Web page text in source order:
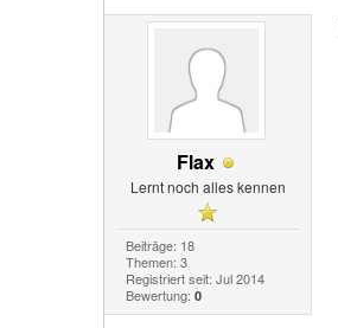
Flax
Lernt noch alles kennen
Beiträge: 18
Themen: 3
Registriert seit: Jul 2014
Bewertung: 0